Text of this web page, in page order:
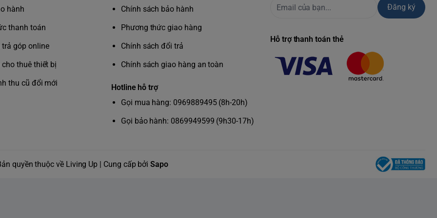
lắp đặt tại nhà – không cần kỹ thuật
chóng. Chỉ cần gắn khớp nối vào vòi
sau đó nhấn nhẹ để gắn bộ lọc – đơn giản,
bỏ hiệu quả clo, chì, vi khuẩn và các tạp
hoạt tính cải tiến cùng màng lọc sợi rỗng,
hạt siêu nhỏ có kích thước dưới 0,1 micron –
hành
thanh toán
trả góp online
cho thuê thiết bị
thu cũ đổi mới
Chính sách bảo hành
Phương thức giao hàng
Chính sách đổi trả
Chính sách giao hàng an toàn
Hotline hỗ trợ
Gọi mua hàng: 0969889495 (8h-20h)
Gọi bảo hành: 0869949599 (9h30-17h)
Đăng ký
Hỗ trợ thanh toán thẻ
quyền thuộc về Living Up | Cung cấp bởiSapo